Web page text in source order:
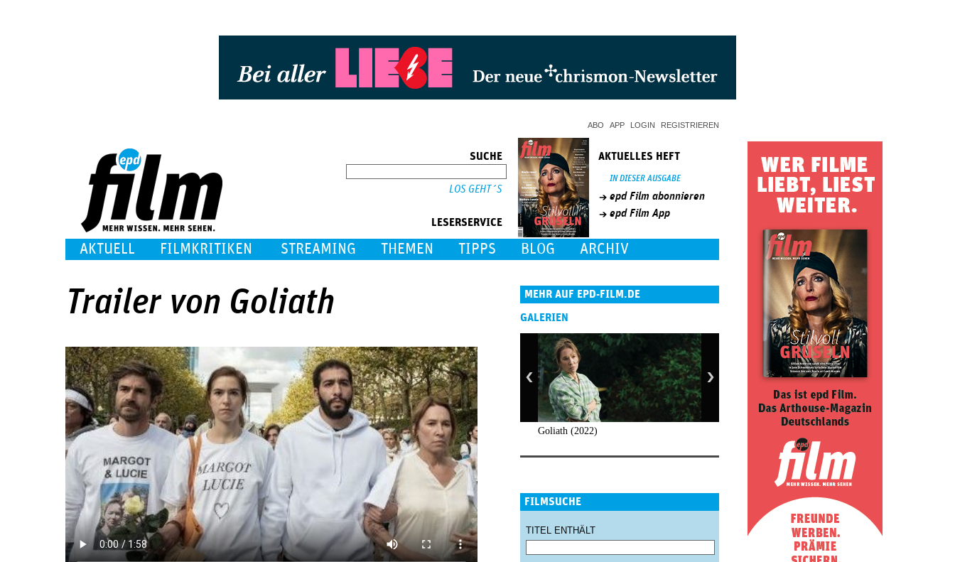
ABO APP LOGIN REGISTRIEREN
SUCHE
LESERSERVICE
AKTUELLES HEFT
IN DIESER AUSGABE
epd Film abonnieren
epd Film App
AKTUELL FILMKRITIKEN STREAMING THEMEN TIPPS BLOG ARCHIV
Trailer von Goliath MEHR AUF EPD-FILM.DE
GALERIEN
Goliath (2022)
FILMSUCHE
TITEL ENTHÄLT